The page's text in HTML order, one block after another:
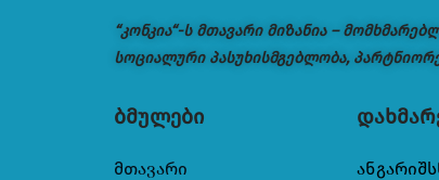
“კონკია“-ს მთავარი მიზანია –
სოციალური პასუხისმგებლობა,
ბმულები
მთავარი